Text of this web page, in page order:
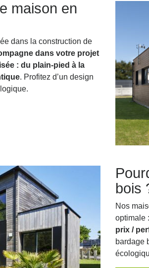
maison en
dans la construction de
dans votre projet
: du plain-pied à la
. Profitez d’un design
bois
Nos
optimale :
prix /
bardage